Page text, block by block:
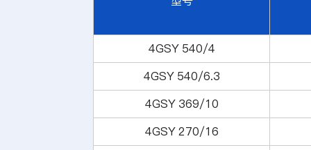
4GSY 540/4
4GSY 540/6.3
4GSY 369/10
4GSY 270/16